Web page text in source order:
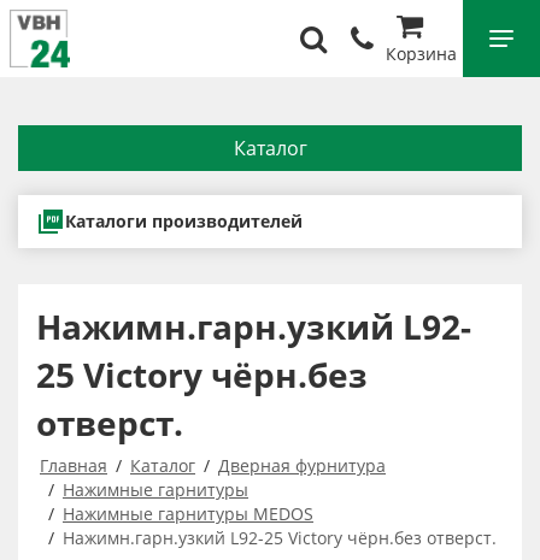
Корзина
Каталог
Каталоги производителей
Нажимн.гарн.узкий L92-
25 Victory чёрн.без
отверст.
Главная Каталог
Дверная фурнитура
Нажимные гарнитуры
Нажимные гарнитуры MEDOS
Нажимн.гарн.узкий L92-25 Victory чёрн.без отверст.